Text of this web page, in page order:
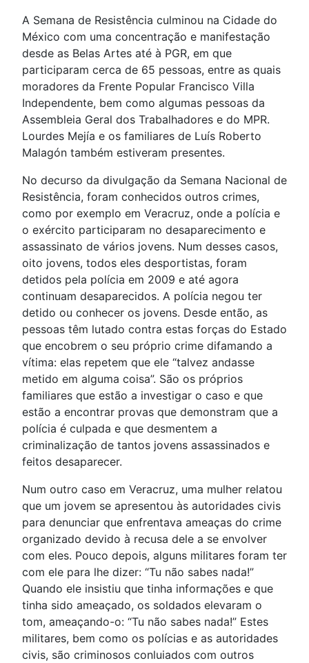
A Semana de Resistência culminou na Cidade do
México com uma concentração e manifestação
desde as Belas Artes até à PGR, em que
participaram cerca de 65 pessoas, entre as quais
moradores da Frente Popular Francisco Villa
Independente, bem como algumas pessoas da
Assembleia Geral dos Trabalhadores e do MPR.
Lourdes Mejía e os familiares de Luís Roberto
Malagón também estiveram presentes.
No decurso da divulgação da Semana Nacional de
Resistência, foram conhecidos outros crimes,
como por exemplo em Veracruz, onde a polícia e
o exército participaram no desaparecimento e
assassinato de vários jovens. Num desses casos,
oito jovens, todos eles desportistas, foram
detidos pela polícia em 2009 e até agora
continuam desaparecidos. A polícia negou ter
detido ou conhecer os jovens. Desde então, as
pessoas têm lutado contra estas forças do Estado
que encobrem o seu próprio crime difamando a
vítima: elas repetem que ele “talvez andasse
metido em alguma coisa”. São os próprios
familiares que estão a investigar o caso e que
estão a encontrar provas que demonstram que a
polícia é culpada e que desmentem a
criminalização de tantos jovens assassinados e
feitos desaparecer.
Num outro caso em Veracruz, uma mulher relatou
que um jovem se apresentou às autoridades civis
para denunciar que enfrentava ameaças do crime
organizado devido à recusa dele a se envolver
com eles. Pouco depois, alguns militares foram ter
com ele para lhe dizer: “Tu não sabes nada!”
Quando ele insistiu que tinha informações e que
tinha sido ameaçado, os soldados elevaram o
tom, ameaçando-o: “Tu não sabes nada!” Estes
militares, bem como os polícias e as autoridades
civis, são criminosos conluiados com outros